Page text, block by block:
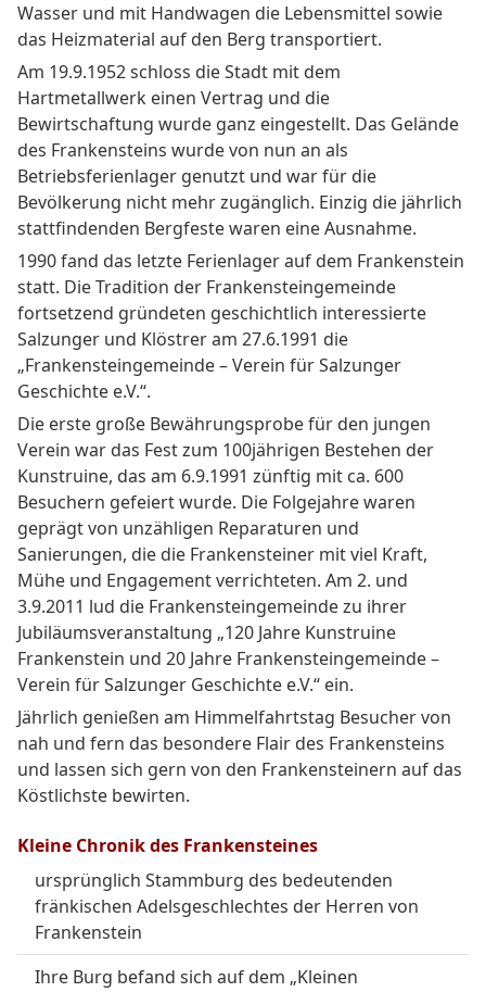
Wasser und mit Handwagen die Lebensmittel sowie
das Heizmaterial auf den Berg transportiert.
Am 19.9.1952 schloss die Stadt mit dem
Hartmetallwerk einen Vertrag und die
Bewirtschaftung wurde ganz eingestellt. Das Gelände
des Frankensteins wurde von nun an als
Betriebsferienlager genutzt und war für die
Bevölkerung nicht mehr zugänglich. Einzig die jährlich
stattfindenden Bergfeste waren eine Ausnahme.
1990 fand das letzte Ferienlager auf dem Frankenstein
statt. Die Tradition der Frankensteingemeinde
fortsetzend gründeten geschichtlich interessierte
Salzunger und Klöstrer am 27.6.1991 die
„Frankensteingemeinde – Verein für Salzunger
Geschichte e.V.“.
Die erste große Bewährungsprobe für den jungen
Verein war das Fest zum 100jährigen Bestehen der
Kunstruine, das am 6.9.1991 zünftig mit ca. 600
Besuchern gefeiert wurde. Die Folgejahre waren
geprägt von unzähligen Reparaturen und
Sanierungen, die die Frankensteiner mit viel Kraft,
Mühe und Engagement verrichteten. Am 2. und
3.9.2011 lud die Frankensteingemeinde zu ihrer
Jubiläumsveranstaltung „120 Jahre Kunstruine
Frankenstein und 20 Jahre Frankensteingemeinde –
Verein für Salzunger Geschichte e.V.“ ein.
Jährlich genießen am Himmelfahrtstag Besucher von
nah und fern das besondere Flair des Frankensteins
und lassen sich gern von den Frankensteinern auf das
Köstlichste bewirten.
Kleine Chronik des Frankensteines
ursprünglich Stammburg des bedeutenden
fränkischen Adelsgeschlechtes der Herren von
Frankenstein
Ihre Burg befand sich auf dem „Kleinen